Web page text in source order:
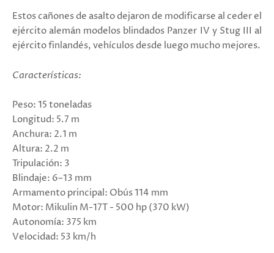
Estos cañones de asalto dejaron de modificarse al ceder el
ejército alemán modelos blindados Panzer IV y Stug III al
ejército finlandés, vehículos desde luego mucho mejores.
Características:
Peso: 15 toneladas
Longitud: 5.7 m
Anchura: 2.1 m
Altura: 2.2 m
Tripulación: 3
Blindaje: 6–13 mm
Armamento principal: Obús 114 mm
Motor: Mikulin M-17T - 500 hp (370 kW)
Autonomía: 375 km
Velocidad: 53 km/h